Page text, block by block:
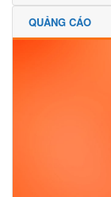
QUẢNG CÁO